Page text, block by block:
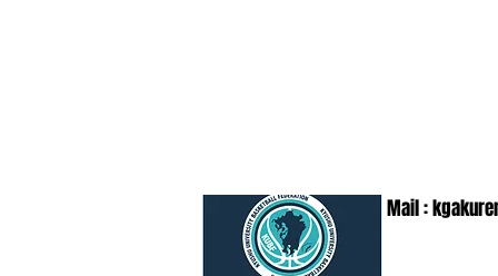
Mail :